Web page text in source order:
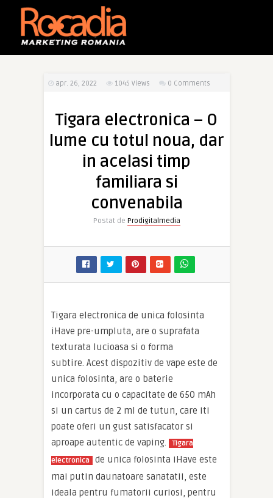
apr. 26, 2022 1045 Views 0 Comments
Tigara electronica – O
lume cu totul noua, dar
in acelasi timp
familiara si
convenabila
Postat de Prodigitalmedia
Tigara electronica de unica folosinta
iHave pre-umpluta, are o suprafata
texturata lucioasa si o forma
subtire. Acest dispozitiv de vape este de
unica folosinta, are o baterie
incorporata cu o capacitate de 650 mAh
si un cartus de 2 ml de tutun, care iti
poate oferi un gust satisfacator si
aproape autentic de vaping.
Tigara
electronica
de unica folosinta iHave este
mai putin daunatoare sanatatii, este
ideala pentru fumatorii curiosi, pentru